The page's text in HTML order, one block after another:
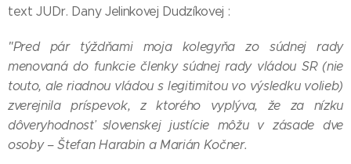
text JUDr. Dany Jelinkovej Dudzíkovej :
"Pred pár týždňami moja kolegyňa zo súdnej rady
menovaná do funkcie členky súdnej rady vládou SR (nie
touto, ale riadnou vládou s legitimitou vo výsledku volieb)
zverejnila príspevok, z ktorého vyplýva, že za nízku
dôveryhodnosť slovenskej justície môžu v zásade dve
osoby – Štefan Harabin a Marián Kočner.